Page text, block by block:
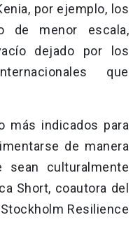
por ejemplo, los
de menor escala,
dejado por los
que
más indicados para
de manera
culturalmente
Short, coautora del
Resilience